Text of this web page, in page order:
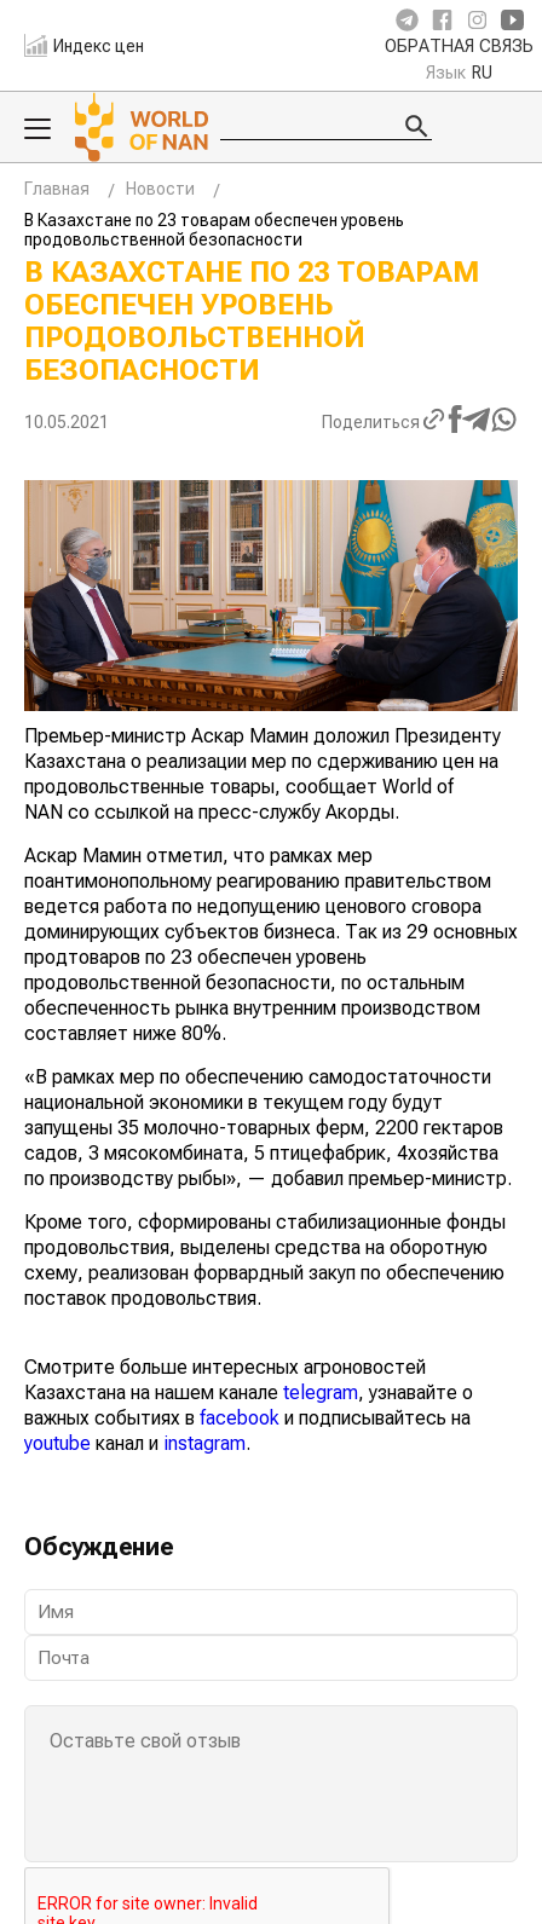
Индекс цен ОБРАТНАЯ СВЯЗЬ
Язык RU
Главная
Новости
В Казахстане по 23 товарам обеспечен уровень
продовольственной безопасности
В КАЗАХСТАНЕ ПО 23 ТОВАРАМ
ОБЕСПЕЧЕН УРОВЕНЬ
ПРОДОВОЛЬСТВЕННОЙ
БЕЗОПАСНОСТИ
10.05.2021 Поделиться
Премьер-министр Аскар Мамин доложил Президенту
Казахстана о реализации мер по сдерживанию цен на
продовольственные товары, сообщает World of
NAN со ссылкой на пресс-службу Акорды.
Аскар Мамин отметил, что рамках мер
поантимонопольному реагированию правительством
ведется работа по недопущению ценового сговора
доминирующих субъектов бизнеса. Так из 29 основных
продтоваров по 23 обеспечен уровень
продовольственной безопасности, по остальным
обеспеченность рынка внутренним производством
составляет ниже 80%.
«В рамках мер по обеспечению самодостаточности
национальной экономики в текущем году будут
запущены 35 молочно-товарных ферм, 2200 гектаров
садов, 3 мясокомбината, 5 птицефабрик, 4хозяйства
по производству рыбы», — добавил премьер-министр.
Кроме того, сформированы стабилизационные фонды
продовольствия, выделены средства на оборотную
схему, реализован форвардный закуп по обеспечению
поставок продовольствия.
Смотрите больше интересных агроновостей
Казахстана на нашем канале telegram, узнавайте о
важных событиях в facebook и подписывайтесь на
youtube канал и instagram.
Обсуждение